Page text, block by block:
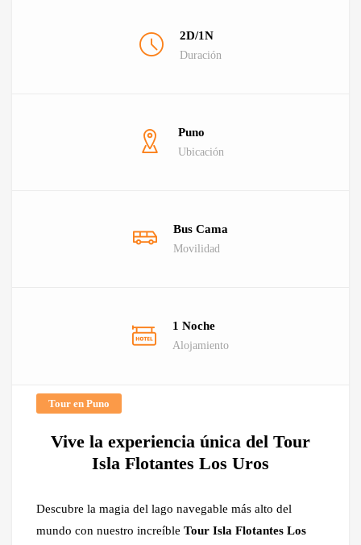
2D/1N
Duración
Puno
Ubicación
Bus Cama
Movilidad
1 Noche
Alojamiento
Tour en Puno
Vive la experiencia única del Tour
Isla Flotantes Los Uros
Descubre la magia del lago navegable más alto del
mundo con nuestro increíble Tour Isla Flotantes Los